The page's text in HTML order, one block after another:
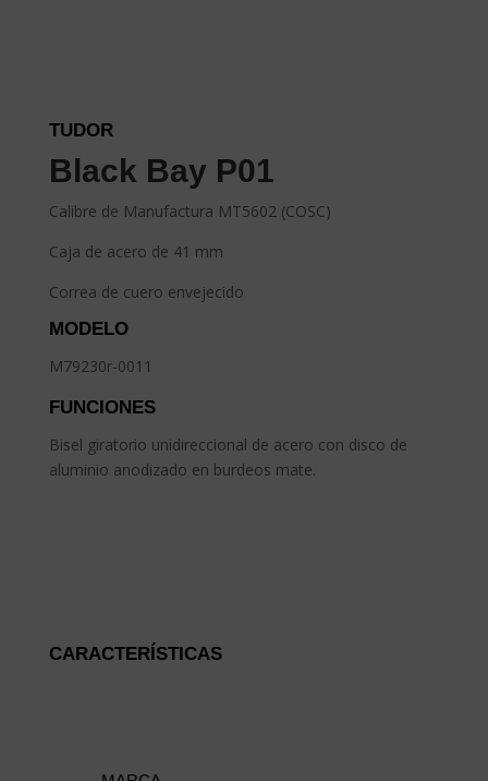
TUDOR
Black Bay P01
Calibre de Manufactura MT5602 (COSC)
Caja de acero de 41 mm
Correa de cuero envejecido
MODELO
M79230r-0011
FUNCIONES
Bisel giratorio unidireccional de acero con disco de
aluminio anodizado en burdeos mate.
CARACTERÍSTICAS